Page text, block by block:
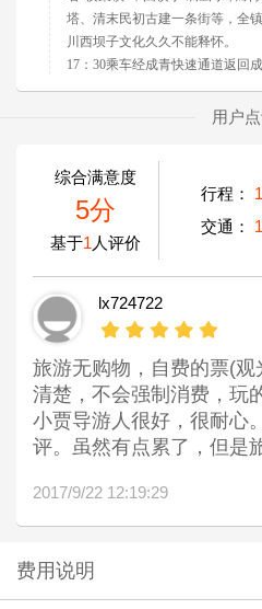
塔、清末民初古建一条街等，全
川西坝子文化久久不能释怀。
17 ： 30乘车经成青快速通道返回
用户
综合满意度
5分
基于1 人评价
行程：
交通：
lx724722
旅游无购物，自费的票(
清楚，不会强制消费，玩
小贾导游人很好，很耐心
评。虽然有点累了，但是
2017/9/22 12:19:29
费用说明